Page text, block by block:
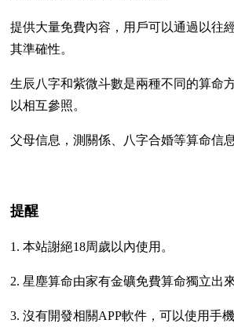
提供大量免費內容，用戶可以通過以往
其準確性。
生辰八字和紫微斗數是兩種不同的算命
以相互參照。
父母信息，測關係、八字合婚等算命信
提醒
1. 本站謝絕18周歲以內使用。
2. 星塵算命由家有金礦免費算命獨立出來
3. 沒有開發相關APP軟件，可以使用手機